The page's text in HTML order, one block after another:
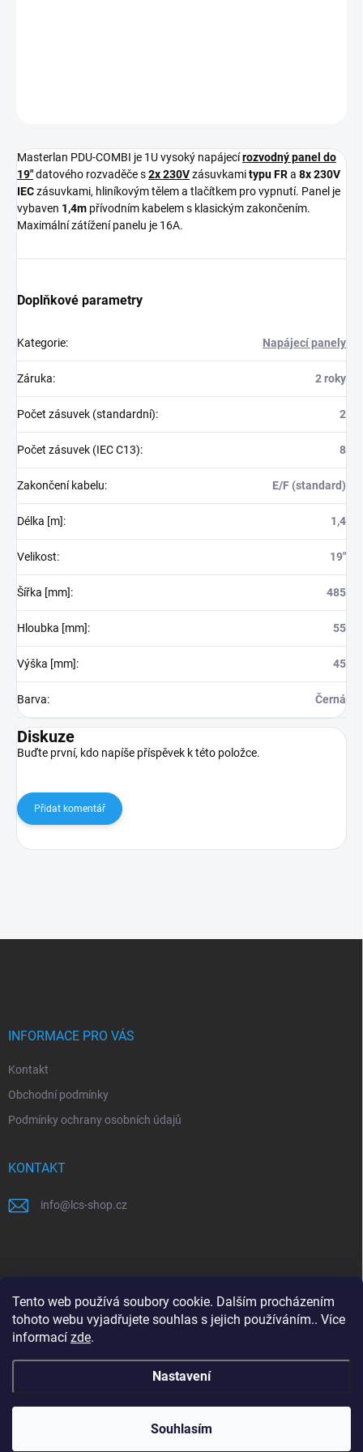
Tento web používá soubory cookie. Dalším procházením
tohoto webu vyjadřujete souhlas s jejich používáním.. Více
informací zde.
Nastavení
Souhlasím
Masterlan PDU-COMBI je 1U vysoký napájecírozvodný panel do
19"datového rozvaděče s2x 230Vzásuvkamitypu FRa 8x 230V
IECzásuvkami, hliníkovým tělem a tlačítkem pro vypnutí. Panel je
vybaven 1,4m přívodním kabelem s klasickým zakončením.
Maximální zátížení panelu je 16A.
Doplňkové parametry
Kategorie: Napájecí panely
Záruka: 2 roky
Počet zásuvek (standardní): 2
Počet zásuvek (IEC C13): 8
Zakončení kabelu: E/F (standard)
Délka [m]: 1,4
Velikost: 19"
Šířka [mm]: 485
Hloubka [mm]: 55
Výška [mm]: 45
Barva: Černá
Diskuze
Buďte první, kdo napíše příspěvek k této položce.
Přidat komentář
INFORMACE PRO VÁS
Kontakt
Obchodní podmínky
Podmínky ochrany osobních údajů
KONTAKT
info@ lcs-shop.cz
PŘIJÍMÁME ONLINE PLATBY
LCS shop . Všechna práva vyhrazena.